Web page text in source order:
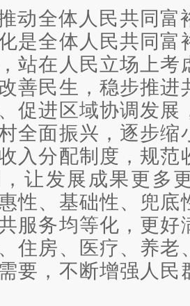
全体人民共同富
是全体人民共同富
站在人民立场上考
善民生，稳步推进
促进区域协调发展
全面振兴，逐步缩
入分配制度，规范
让发展成果更多
性、基础性、兜底
服务均等化，更好
住房、医疗、养老
要，不断增强人民